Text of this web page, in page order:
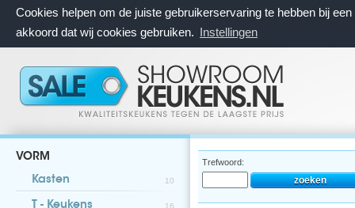
Cookies helpen om de juiste gebruikerservaring te hebben bij
akkoord dat wij cookies gebruiken. Instellingen
VORM
Kasten 10
T - Keukens 16
Trefwoord: